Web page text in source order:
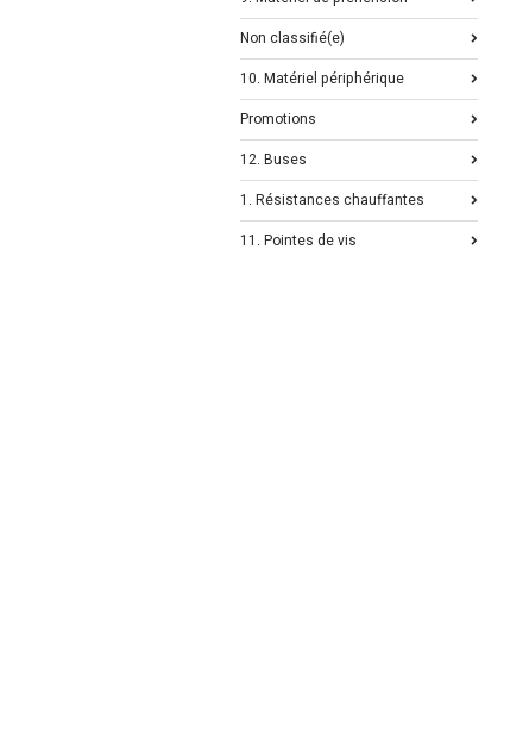
Non classifié(e)
10. Matériel périphérique
Promotions
12. Buses
1. Résistances chauffantes
11. Pointes de vis